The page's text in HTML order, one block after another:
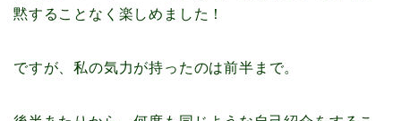
黙することなく楽しめました！
ですが、私の気力が持ったのは前半まで。